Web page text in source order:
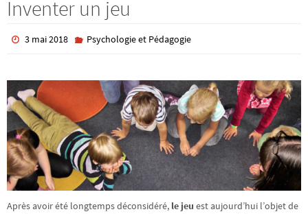
Inventer un jeu
3 mai 2018 Psychologie et Pédagogie
Après avoir été longtemps déconsidéré, le jeu est aujourd’hui l’objet de